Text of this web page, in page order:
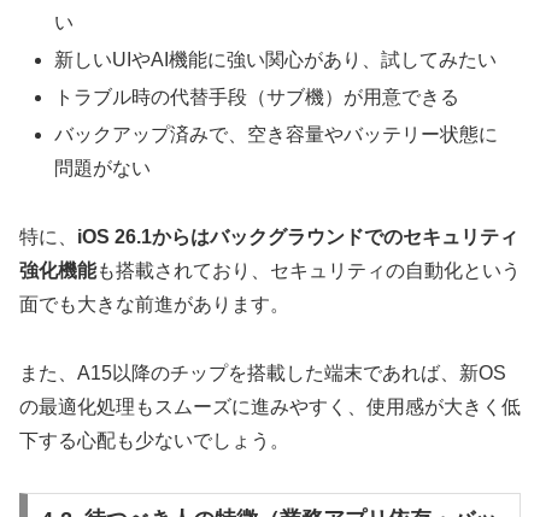
い
新しいUIやAI機能に強い関心があり、試してみたい
トラブル時の代替手段（サブ機）が用意できる
バックアップ済みで、空き容量やバッテリー状態に
問題がない
特に、 iOS 26.1からはバックグラウンドでのセキュリティ
強化機能も搭載されており、セキュリティの自動化という
面でも大きな前進があります。
また、A15以降のチップを搭載した端末であれば、新OS
の最適化処理もスムーズに進みやすく、使用感が大きく低
下する心配も少ないでしょう。